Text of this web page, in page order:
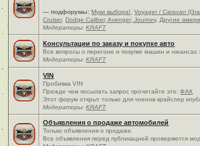
— подфорумы: Муки выбора! ,Voyager / Caravan
Cruiser, Dodge Caliber, Avenger, Journey, Другие
Модераторы:KRAFT
Консультации по заказу и покупке авто
Все вопросы о перегоне и покупке машин и нюансах
Модераторы:KRAFT
VIN
Пробивка VIN
Прежде чем посылать запрос прочитайте это:ФАК
Этот форум открыт только для членов крайслер
Модераторы:KRAFT
Объявления о продаже автомобилей
Только объявления о продаже.
Все объявления перед публикацией проверяются